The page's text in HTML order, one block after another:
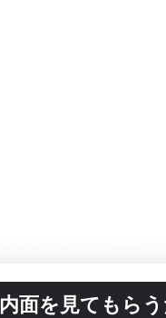
内面を見てもら